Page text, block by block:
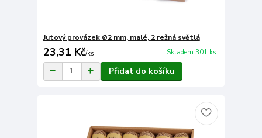
Jutový provázek Ø2 mm, malé, 2 režná světlá
23,31 Kč/ks Skladem 301 ks
Přidat do košíku